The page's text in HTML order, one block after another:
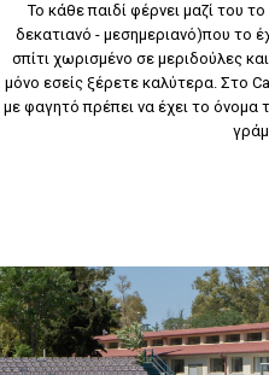
Το κάθε παιδί φέρνει μαζί του
δεκατιανό - μεσημεριανό)που το
σπίτι χωρισμένο σε μεριδούλες
μόνο εσείς ξέρετε καλύτερα. Στο
με φαγητό πρέπει να έχει το όνομα